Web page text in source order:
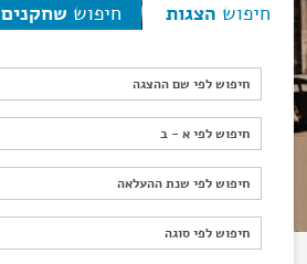
חיפוש הצגות חיפוש שחקנים
חיפוש לפי שם ההצגה
חיפוש לפי א - ב
חיפוש לפי א - ב
חיפוש לפי שנת ההעלאה
חיפוש לפי שנת ההעלאה
חיפוש לפי סוגה
חיפוש לפי סוגה